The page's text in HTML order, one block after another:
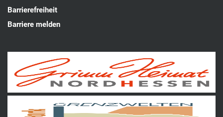
Barrierefreiheit
Barriere melden